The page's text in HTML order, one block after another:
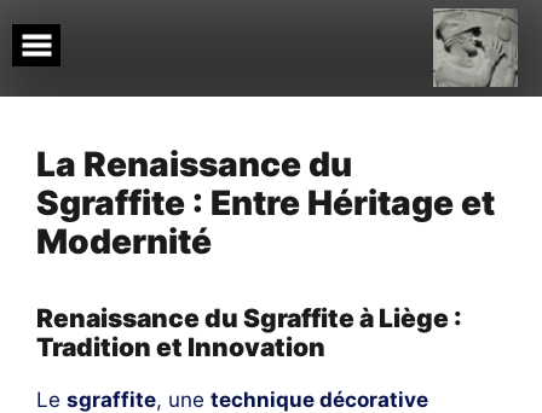
to
content
La Renaissance du
Sgraffite : Entre Héritage et
Modernité
Renaissance du Sgraffite à Liège :
Tradition et Innovation
Le sgraffite, une technique décorative